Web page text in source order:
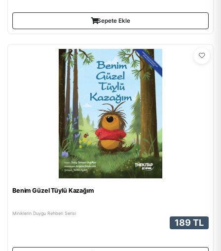
Sepete Ekle
Benim Güzel Tüylü Kazağım
Miniklerin Duygu Rehberi Serisi
189 TL